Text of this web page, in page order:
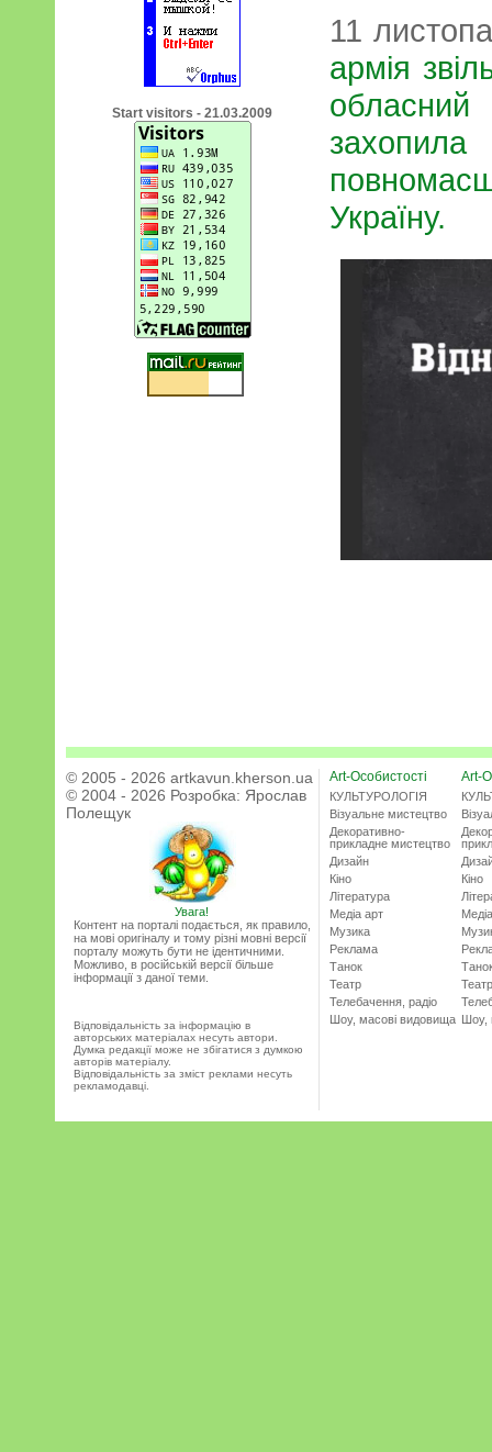
Start visitors - 21.03.2009
11
армія
Україну.
© 2005 - 2026 artkavun.kherson.ua
© 2004 - 2026 Розробка: Ярослав
Полещук
Увага!
Контент на порталі подається, як правило,
на мові оригіналу и тому різні мовні версії
порталу можуть бути не ідентичними.
Можливо, в російській версії більше
інформації з даної теми.
Відповідальність за інформацію в
авторських матеріалах несуть автори.
Думка редакції може не збігатися з думкою
авторів матеріалу.
Відповідальність за зміст реклами несуть
рекламодавці.
Art-Особистості
КУЛЬТУРОЛОГІЯ
Візуальне мистецтво
Декоративно-
прикладне мистецтво
Дизайн
Кіно
Література
Медіа арт
Музика
Реклама
Танок
Театр
Телебачення, радіо
Шоу, масові видовища
Art-
Кіно
Театр
Шоу,